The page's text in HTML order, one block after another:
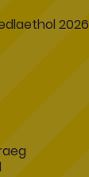
2026